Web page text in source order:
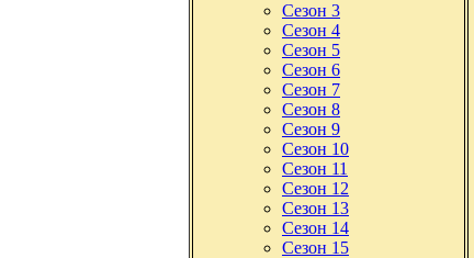
Сезон 3
Сезон 4
Сезон 5
Сезон 6
Сезон 7
Сезон 8
Сезон 9
Сезон 10
Сезон 11
Сезон 12
Сезон 13
Сезон 14
Сезон 15